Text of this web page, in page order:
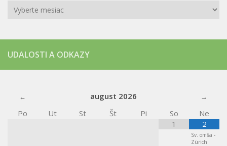
Archív
UDALOSTI A ODKAZY
august 2026
Po
Ut St Št Pi So
Ne
1
2
Sv. omša -
Zürich